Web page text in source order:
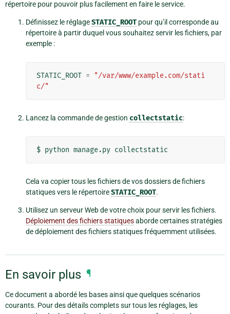
répertoire pour pouvoir plus facilement en faire le service.
Définissez le réglageSTATIC_ROOT pour qu’il corresponde au
répertoire à partir duquel vous souhaitez servir les fichiers, par
exemple :
STATIC_ROOT =
"/var/www/example.com/stati
c/"
Lancez la commande de gestion collectstatic:
Cela va copier tous les fichiers de vos dossiers de fichiers
statiques vers le répertoireSTATIC_ROOT.
Utilisez un serveur Web de votre choix pour servir les fichiers.
Déploiement des fichiers statiquesaborde certaines stratégies
de déploiement des fichiers statiques fréquemment utilisées.
En savoir plus ¶
Ce document a abordé les bases ainsi que quelques scénarios
courants. Pour des détails complets sur tous les réglages, les